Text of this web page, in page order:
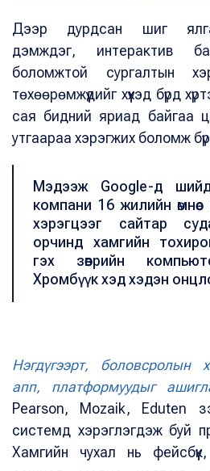
Дээр дурдсан шиг
дэмждэг, интерактив
боломжтой сургалтын
төхөөрөмжүүдийг хүүхэд бүрд
сая бидний яриад байгаа
утгаараа хэрэгжих боломж
Мэдээж Google-д
компани 16 жилийн
хэрэгцээг сайтар
орчинд хамгийн
гэх зөөврийн
Хромбүүк хэд хэдэн
Нэгдүгээрт, боловсролын
апп, платформуудыг
Pearson, Mozaik, Eduten
системд хэрэглэгдэж буй
Хамгийн чухал нь